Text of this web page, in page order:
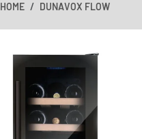
HOME DUNAVOX FLOW